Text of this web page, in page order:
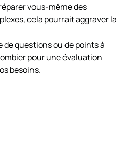
vous-même des
cela pourrait aggraver la
de questions ou de points à
pour une évaluation
besoins.